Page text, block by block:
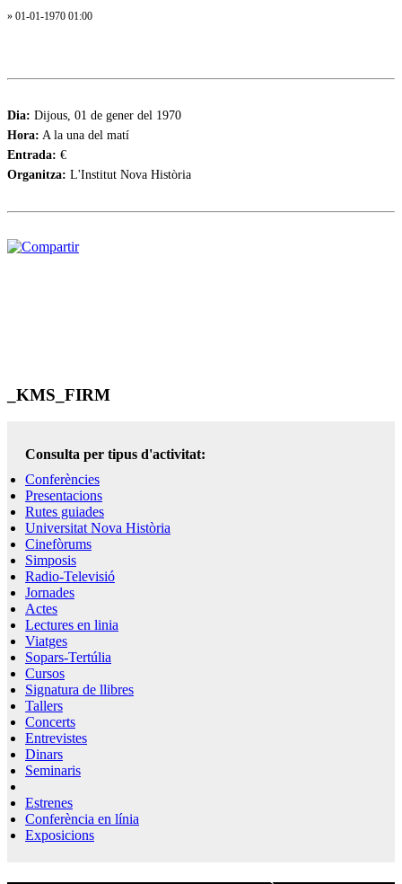
» 01-01-1970 01:00
Dia: Dijous, 01 de gener del 1970
Hora: A la una del matí
Entrada: €
Organitza: L'Institut Nova Història
_KMS_FIRM
Consulta per tipus d'activitat:
Conferències
Presentacions
Rutes guiades
Universitat Nova Història
Cinefòrums
Simposis
Radio-Televisió
Jornades
Actes
Lectures en linia
Viatges
Sopars-Tertúlia
Cursos
Signatura de llibres
Tallers
Concerts
Entrevistes
Dinars
Seminaris
Estrenes
Conferència en línia
Exposicions